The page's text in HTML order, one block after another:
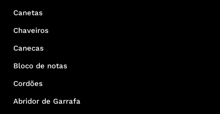
Canetas
Chaveiros
Canecas
Bloco de notas
Cordões
Abridor de Garrafa